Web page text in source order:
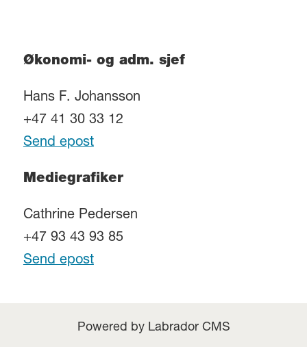
Økonomi- og adm. sjef
Hans F. Johansson
+47 41 30 33 12
Send epost
Mediegrafiker
Cathrine Pedersen
+47 93 43 93 85
Send epost
Powered by Labrador CMS